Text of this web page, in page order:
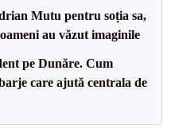
Mutu pentru soția sa,
au văzut imaginile
pe Dunăre. Cum
care ajută centrala de